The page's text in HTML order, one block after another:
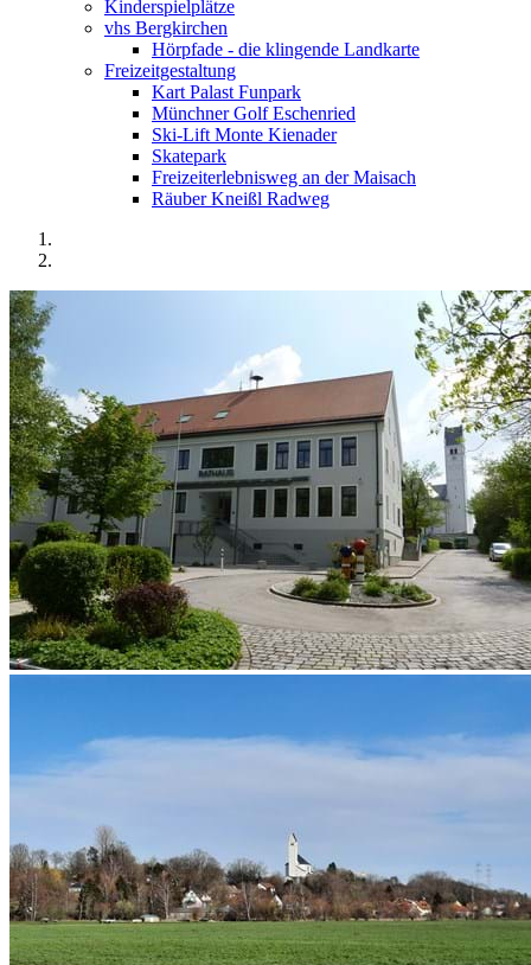
Kinderspielplätze
vhs Bergkirchen
Hörpfade - die klingende Landkarte
Freizeitgestaltung
Kart Palast Funpark
Münchner Golf Eschenried
Ski-Lift Monte Kienader
Skatepark
Freizeiterlebnisweg an der Maisach
Räuber Kneißl Radweg